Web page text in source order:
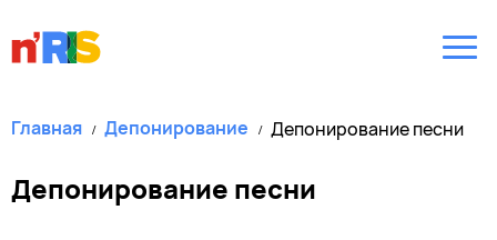
Главная Депонирование Депонирование песни
Депонирование песни